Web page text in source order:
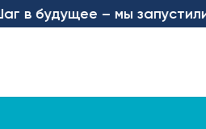
в будущее – мы запустили